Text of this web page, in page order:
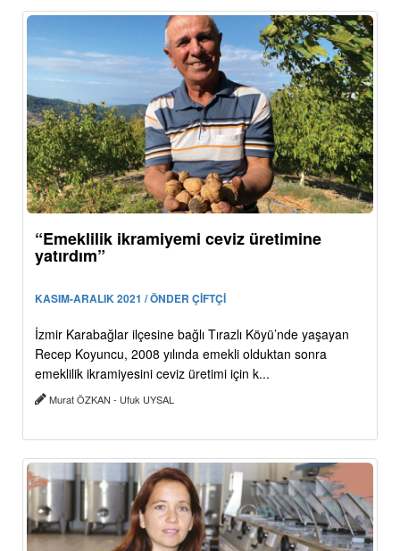
“Emeklilik ikramiyemi ceviz üretimine
yatırdım”
KASIM-ARALIK 2021 / ÖNDER ÇİFTÇİ
İzmir Karabağlar ilçesine bağlı Tırazlı Köyü’nde yaşayan
Recep Koyuncu, 2008 yılında emekli olduktan sonra
emeklilik ikramiyesini ceviz üretimi için k...
Murat ÖZKAN - Ufuk UYSAL